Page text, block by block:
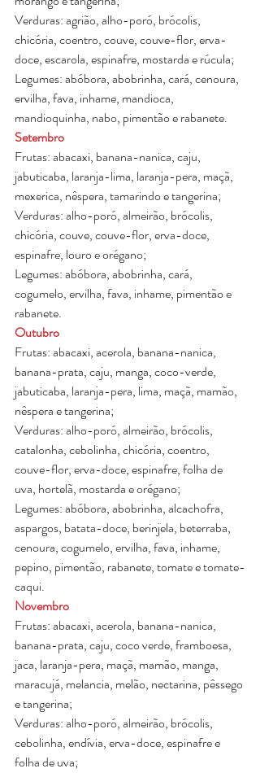
Verduras: agrião, alho-poró, brócolis,
chicória, coentro, couve, couve-flor, erva-
doce, escarola, espinafre, mostarda e rúcula;
Legumes: abóbora, abobrinha, cará, cenoura,
ervilha, fava, inhame, mandioca,
mandioquinha, nabo, pimentão e rabanete.
Setembro
Frutas: abacaxi, banana-nanica, caju,
jabuticaba, laranja-lima, laranja-pera, maçã,
mexerica, nêspera, tamarindo e tangerina;
Verduras: alho-poró, almeirão, brócolis,
chicória, couve, couve-flor, erva-doce,
espinafre, louro e orégano;
Legumes: abóbora, abobrinha, cará,
cogumelo, ervilha, fava, inhame, pimentão e
rabanete.
Outubro
Frutas: abacaxi, acerola, banana-nanica,
banana-prata, caju, manga, coco-verde,
jabuticaba, laranja-pera, lima, maçã, mamão,
nêspera e tangerina;
Verduras: alho-poró, almeirão, brócolis,
catalonha, cebolinha, chicória, coentro,
couve-flor, erva-doce, espinafre, folha de
uva, hortelã, mostarda e orégano;
Legumes: abóbora, abobrinha, alcachofra,
aspargos, batata-doce, berinjela, beterraba,
cenoura, cogumelo, ervilha, fava, inhame,
pepino, pimentão, rabanete, tomate e tomate-
caqui.
Novembro
Frutas: abacaxi, acerola, banana-nanica,
banana-prata, caju, coco verde, framboesa,
jaca, laranja-pera, maçã, mamão, manga,
maracujá, melancia, melão, nectarina, pêssego
e tangerina;
Verduras: alho-poró, almeirão, brócolis,
cebolinha, endívia, erva-doce, espinafre e
folha de uva;